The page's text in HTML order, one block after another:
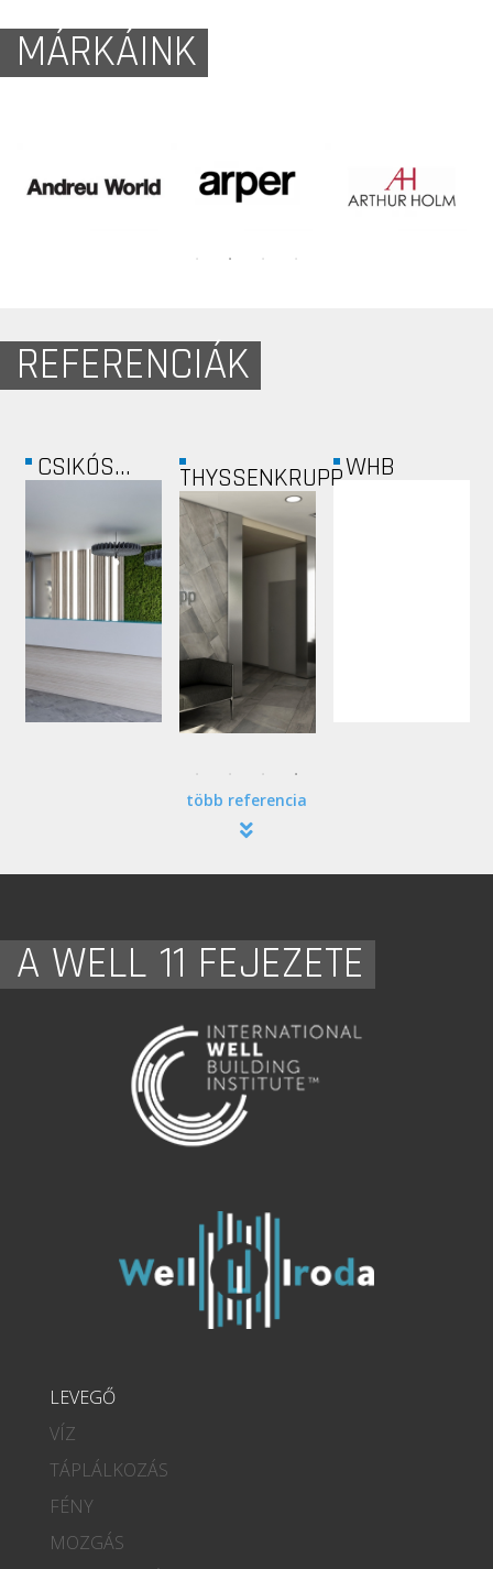
MÁRKÁINK
REFERENCIÁK
CSIKÓS... THYSSENKRUPPWHB
több referencia
A WELL 11 FEJEZETE
LEVEGŐ
VÍZ
TÁPLÁLKOZÁS
FÉNY
MOZGÁS